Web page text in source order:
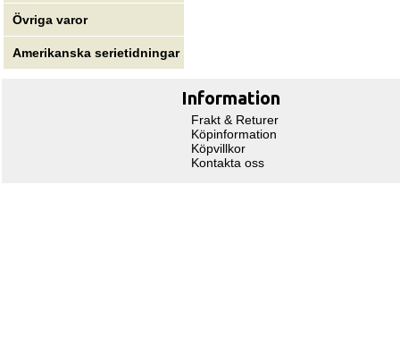
Övriga varor
Amerikanska serietidningar
Information
Frakt & Returer
Köpinformation
Köpvillkor
Kontakta oss